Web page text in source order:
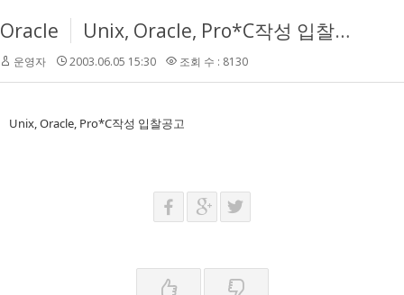
Oracle Unix, Oracle, Pro*C작성 입찰공고
운영자 2003.06.05 15:30 조회 수 : 8130
Unix, Oracle, Pro*C작성 입찰공고